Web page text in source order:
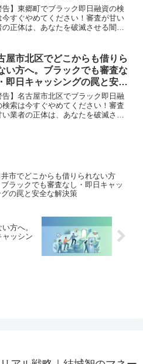
告】東郷町でブラック即日融資の検
今すぐやめてください！審査が甘い
の正体は、あなたを破滅させる闇金
違法業者を避け、借金地獄から抜け
た方々の実体験と確実な解決策を完
開。
屋市北区でどこからも借りら
い方へ。ブラックでも審査な
即日キャッシングの罠と安全
決策
告】名古屋市北区でブラック即日融
検索は今すぐやめてください！審査
い業者の正体は、あなたを破滅させ
市でどこからも借りられない方
ラックでも審査なし・即日キャッ
グの罠と安全な解決策
方へ。
ャッシン